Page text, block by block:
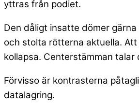
yttras från podiet.
Den dåligt insatte dömer
och stolta rötterna aktuella.
kollapsa. Centerstämman
Förvisso är kontrasterna
datalagring.